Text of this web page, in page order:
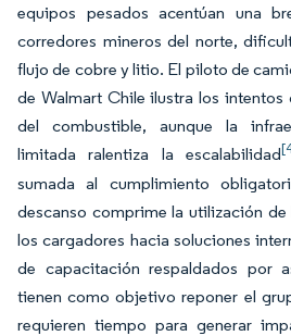
equipos pesados acentúan una
corredores mineros del norte,
flujo de cobre y litio. El piloto de
de Walmart Chile ilustra los
del combustible, aunque la
limitada ralentiza la escalabilidad
sumada al cumplimiento
descanso comprime la utilización
los cargadores hacia soluciones
de capacitación respaldados por
tienen como objetivo reponer el
requieren tiempo para generar